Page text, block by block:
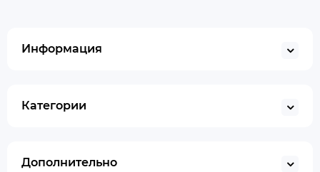
Информация
Категории
Дополнительно